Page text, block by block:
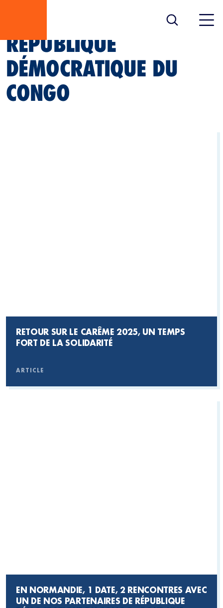
RÉPUBLIQUE
DÉMOCRATIQUE DU
CONGO
RETOUR SUR LE CARÊME 2025, UN TEMPS
FORT DE LA SOLIDARITÉ
ARTICLE
EN NORMANDIE, 1 DATE, 2 RENCONTRES AVEC
UN DE NOS PARTENAIRES DE RÉPUBLIQUE